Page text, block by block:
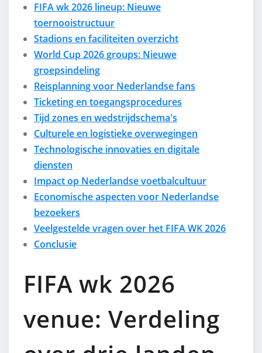
FIFA wk 2026 lineup: Nieuwe
toernooistructuur
Stadions en faciliteiten overzicht
World Cup 2026 groups: Nieuwe
groepsindeling
Reisplanning voor Nederlandse fans
Ticketing en toegangsprocedures
Tijd zones en wedstrijdschema's
Culturele en logistieke overwegingen
Technologische innovaties en digitale
diensten
Impact op Nederlandse voetbalcultuur
Economische aspecten voor Nederlandse
bezoekers
Veelgestelde vragen over het FIFA WK 2026
Conclusie
FIFA wk 2026
venue: Verdeling